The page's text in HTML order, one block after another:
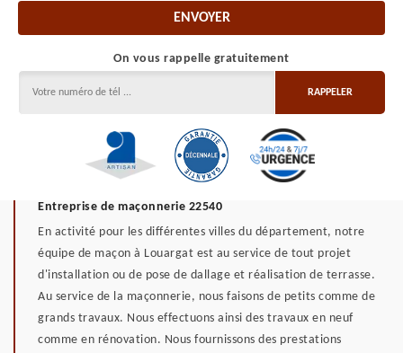
On vous rappelle gratuitement
Entreprise de maçonnerie 22540
En activité pour les différentes villes du département, notre
équipe de maçon à Louargat est au service de tout projet
d'installation ou de pose de dallage et réalisation de terrasse.
Au service de la maçonnerie, nous faisons de petits comme de
grands travaux. Nous effectuons ainsi des travaux en neuf
comme en rénovation. Nous fournissons des prestations